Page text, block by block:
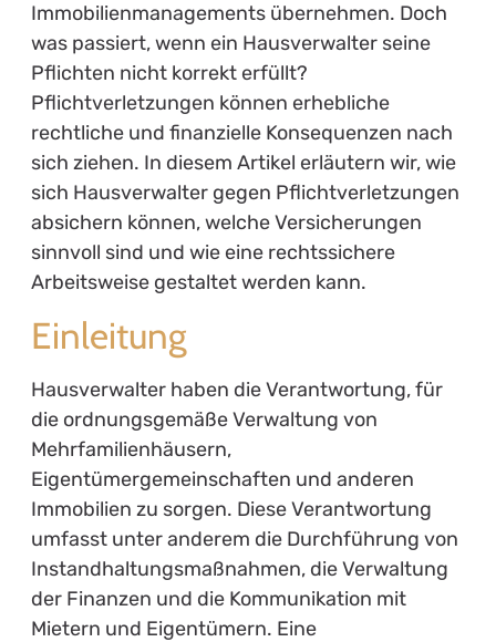
Immobilienmanagements übernehmen. Doch
was passiert, wenn ein Hausverwalter seine
Pflichten nicht korrekt erfüllt?
Pflichtverletzungen können erhebliche
rechtliche und finanzielle Konsequenzen nach
sich ziehen. In diesem Artikel erläutern wir, wie
sich Hausverwalter gegen Pflichtverletzungen
absichern können, welche Versicherungen
sinnvoll sind und wie eine rechtssichere
Arbeitsweise gestaltet werden kann.
Einleitung
Hausverwalter haben die Verantwortung, für
die ordnungsgemäße Verwaltung von
Mehrfamilienhäusern,
Eigentümergemeinschaften und anderen
Immobilien zu sorgen. Diese Verantwortung
umfasst unter anderem die Durchführung von
Instandhaltungsmaßnahmen, die Verwaltung
der Finanzen und die Kommunikation mit
Mietern und Eigentümern. Eine